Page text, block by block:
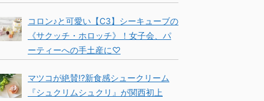
コロン♪と可愛い【C3】シーキューブの
《サクッチ・ホロッチ》！女子会、パ
ーティーへの手土産に♡
マツコが絶賛!?新食感シュークリーム
『シュクリムシュクリ』が関西初上